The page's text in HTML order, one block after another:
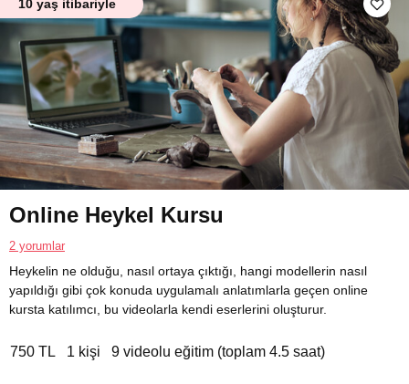
10 yaş itibariyle
Online Heykel Kursu
2 yorumlar
Heykelin ne olduğu, nasıl ortaya çıktığı, hangi modellerin nasıl
yapıldığı gibi çok konuda uygulamalı anlatımlarla geçen online
kursta katılımcı, bu videolarla kendi eserlerini oluşturur.
750 TL 1 kişi 9 videolu eğitim (toplam 4.5 saat)